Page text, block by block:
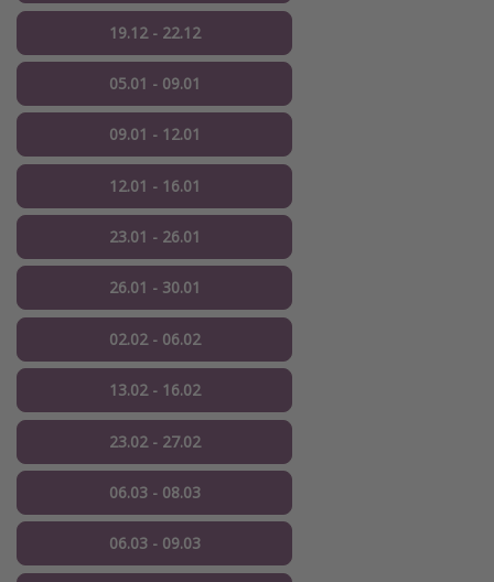
19.12 - 22.12
05.01 - 09.01
09.01 - 12.01
12.01 - 16.01
23.01 - 26.01
26.01 - 30.01
02.02 - 06.02
13.02 - 16.02
23.02 - 27.02
06.03 - 08.03
06.03 - 09.03